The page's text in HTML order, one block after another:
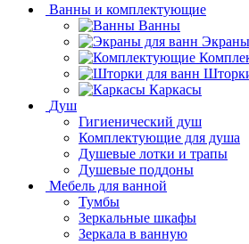
Ванны и комплектующие
Ванны
Каркасы
Душ
Гигиенический душ
Комплектующие для душа
Душевые лотки и трапы
Душевые поддоны
Мебель для ванной
Тумбы
Зеркальные шкафы
Зеркала в ванную